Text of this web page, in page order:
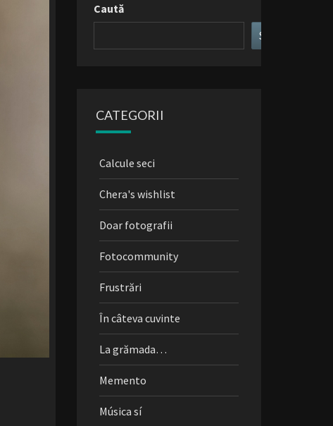
Caută
Search
CATEGORII
Calcule seci
Chera's wishlist
Doar fotografii
Fotocommunity
Frustrări
În câteva cuvinte
La grămada…
Memento
Música sí